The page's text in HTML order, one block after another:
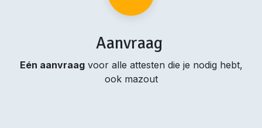
Aanvraag
Eén aanvraagvoor alle attesten die je nodig hebt,
ook mazout